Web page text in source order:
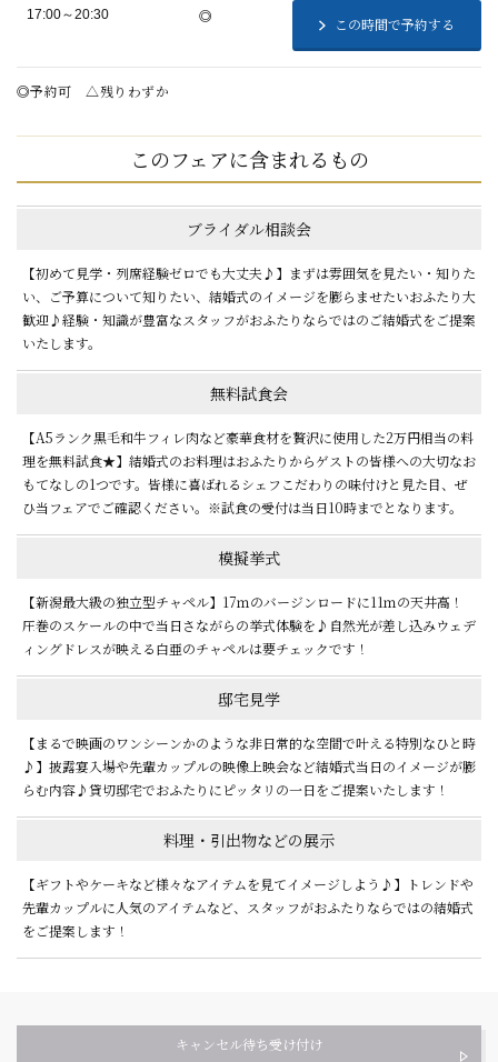
17:00～20:30 ◎ この時間で予約する
◎予約可 △残りわずか
このフェアに含まれるもの
ブライダル相談会
【初めて見学・列席経験ゼロでも大丈夫♪】まずは雰囲気を見たい・知りた
い、ご予算について知りたい、結婚式のイメージを膨らませたいおふたり大
歓迎♪経験・知識が豊富なスタッフがおふたりならではのご結婚式をご提案
いたします。
無料試食会
【A5ランク黒毛和牛フィレ肉など豪華食材を贅沢に使用した2万円相当の料
理を無料試食★】結婚式のお料理はおふたりからゲストの皆様への大切なお
もてなしの1つです。皆様に喜ばれるシェフこだわりの味付けと見た目、ぜ
ひ当フェアでご確認ください。※試食の受付は当日10時までとなります。
模擬挙式
【新潟最大級の独立型チャペル】17ｍのバージンロードに11ｍの天井高！
圧巻のスケールの中で当日さながらの挙式体験を♪自然光が差し込みウェデ
ィングドレスが映える白亜のチャペルは要チェックです！
邸宅見学
【まるで映画のワンシーンかのような非日常的な空間で叶える特別なひと時
♪】披露宴入場や先輩カップルの映像上映会など結婚式当日のイメージが膨
らむ内容♪貸切邸宅でおふたりにピッタリの一日をご提案いたします！
料理・引出物などの展示
【ギフトやケーキなど様々なアイテムを見てイメージしよう♪】トレンドや
先輩カップルに人気のアイテムなど、スタッフがおふたりならではの結婚式
をご提案します！
キャンセル待ち受け付け